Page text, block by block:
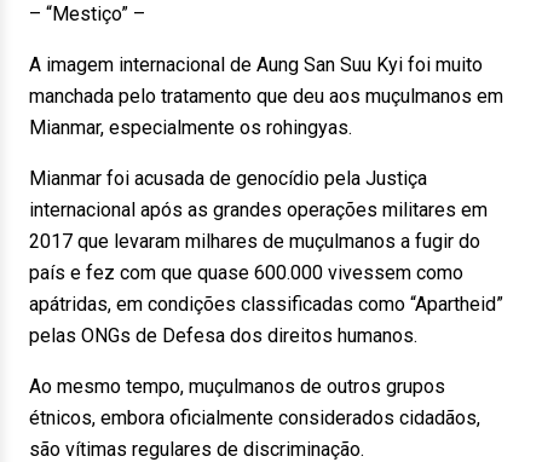
– “Mestiço” –
A imagem internacional de Aung San Suu Kyi foi muito
manchada pelo tratamento que deu aos muçulmanos em
Mianmar, especialmente os rohingyas.
Mianmar foi acusada de genocídio pela Justiça
internacional após as grandes operações militares em
2017 que levaram milhares de muçulmanos a fugir do
país e fez com que quase 600.000 vivessem como
apátridas, em condições classificadas como “Apartheid”
pelas ONGs de Defesa dos direitos humanos.
Ao mesmo tempo, muçulmanos de outros grupos
étnicos, embora oficialmente considerados cidadãos,
são vítimas regulares de discriminação.